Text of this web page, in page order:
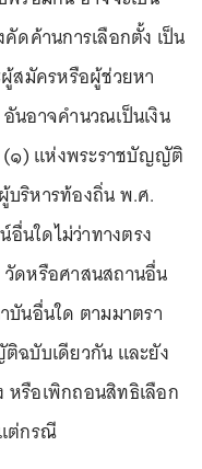
คัดค้านการเลือกตั้ง เป็น
ผู้สมัครหรือผู้ช่วยหา
นอาจคํานวณเป็นเงิน
(๑) แห่งพระราชบัญญัติ
บริหารท้องถิ่น พ.ศ.
นใดไม่ว่าทางตรง
ดหรือศาสนสถานอื่น
บันอื่นใด ตามมาตรา
ฉบับเดียวกัน และยัง
รือเพิกถอนสิทธิเลือก
ต่กรณี